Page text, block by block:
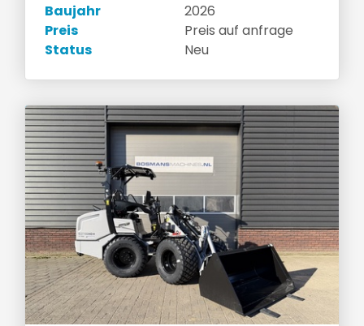
Baujahr
2026
Preis
Preis auf anfrage
Status
Neu